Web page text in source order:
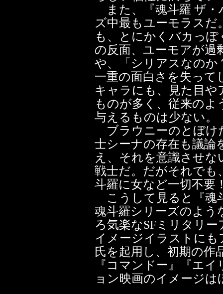
また、『魂斗羅 ザ・
ズ中最もユーモラス
も、とにかくバカっ
の反面、ユーモアが過
や、「シリアスなの
一重の面白さを失って
キャラにも、見た目
ものが多く、従来のよ
与えるものは少ない。
ブラウニーのとぼけ
士シーナの存在も議論
え、それを意識させ
戦士だ。だがそれでも
斗羅に女など一切不要
こうして見ると『魂
魂斗羅シリーズのよう
ろ気楽なSFミリタリ
イメージイラストに
氏を起用し、初期の作
『コマンドー』『エ
ョン映画のイメージ